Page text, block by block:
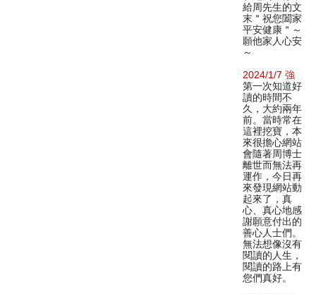
給周先生的文
末＂祝您闔家
平安健康＂～
願他家人心安
～
2024/1/7 強
第一次知道好
讀的時間不
久，大約兩年
前。當時常在
這裡挖寶，本
來很擔心網站
會隨著周博士
離世而無法再
運作，今日再
來發現網站動
起來了，真
心、真心地感
謝願意付出的
善心人士們。
無法想像沒有
閱讀的人生，
閱讀的路上有
您們真好。